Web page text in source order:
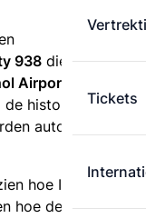
Tickets
938 die van
Airport
de historische
automatisch
hoe Intercity
hoe de